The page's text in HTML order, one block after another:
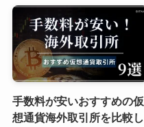
手数料が安いおすすめの仮
想通貨海外取引所を比較し